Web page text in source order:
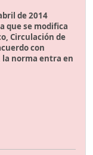
de 2014
que se modifica
Circulación de
con
norma entra en